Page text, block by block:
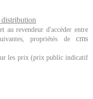
distribution
au revendeur d'accéder entre
propriétés de cms
les prix (prix public indicatif